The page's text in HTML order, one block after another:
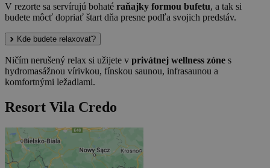
V rezorte sa servírujú bohaté raňajky formou bufetu, a tak si
budete môcť dopriať štart dňa presne podľa svojich predstáv.
Kde budete relaxovať?
Ničím nerušený relax si užijete v privátnej wellness zóne s
hydromasážnou vírivkou, fínskou saunou, infrasaunou a
komfortnými ležadlami.
Resort Vila Credo